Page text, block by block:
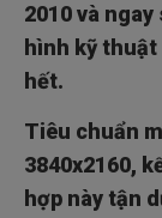
2010 và
hình kỹ
hết.
Tiêu chuẩn
3840x2160,
hợp này tận